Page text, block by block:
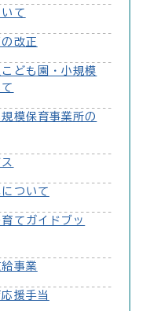
て
改正
ども園・小規模
模保育事業所の
ついて
てガイドブッ
事業
援手当